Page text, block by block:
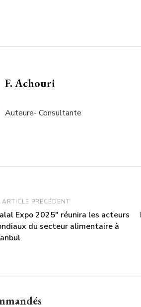
F. Achouri
Auteure- Consultante
ARTICLE PRÉCÉDENT
Expo 2025" réunira les acteurs
du secteur alimentaire à